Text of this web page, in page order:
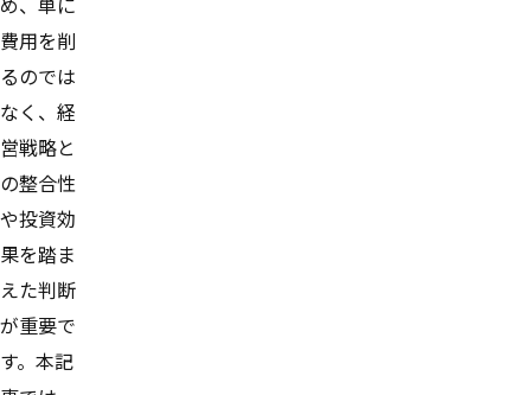
費用を削
るのでは
なく、経
営戦略と
の整合性
や投資効
果を踏ま
えた判断
が重要で
す。本記